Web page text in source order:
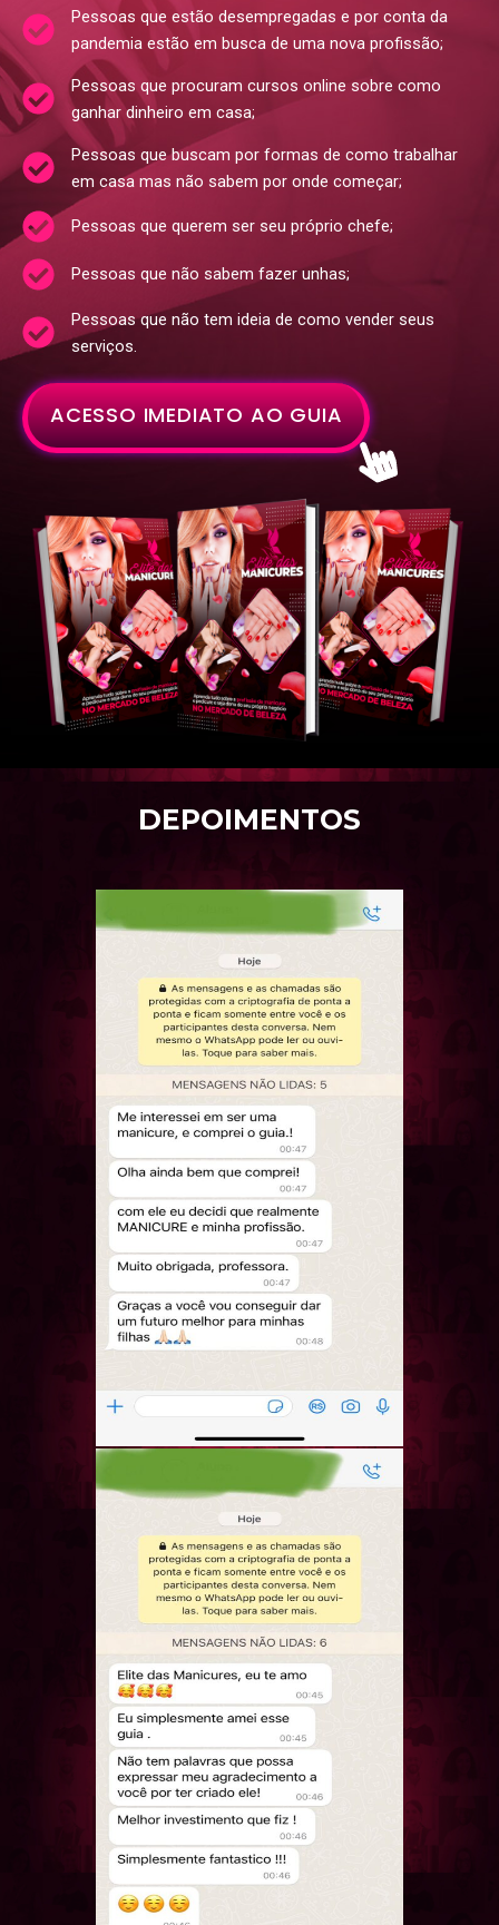
Pessoas que estão desempregadas e por conta da
pandemia estão em busca de uma nova profissão;
Pessoas que procuram cursos online sobre como
ganhar dinheiro em casa;
Pessoas que buscam por formas de como trabalhar
em casa mas não sabem por onde começar;
Pessoas que querem ser seu próprio chefe;
Pessoas que não sabem fazer unhas;
Pessoas que não tem ideia de como vender seus
serviços.
ACESSO IMEDIATO AO GUIA
DEPOIMENTOS